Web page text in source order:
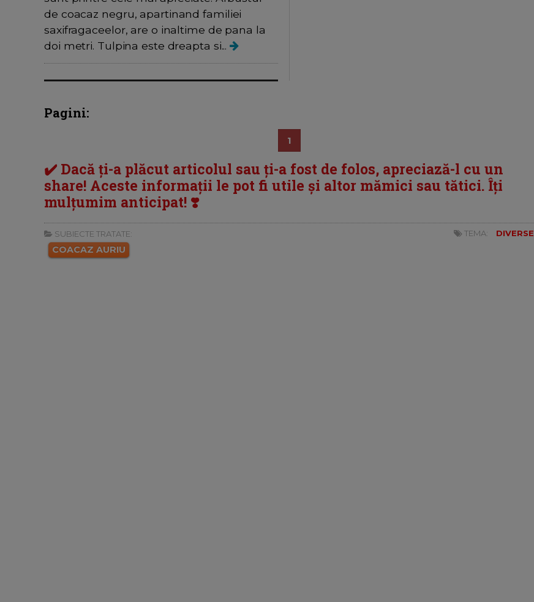
de coacaz negru, apartinand familiei
saxifragaceelor, are o inaltime de pana la
doi metri. Tulpina este dreapta si...
Pagini:
1
✔️ Dacă ți-a plăcut articolul sau ți-a fost de folos, apreciază-l cu un
share! Aceste informații le pot fi utile și altor mămici sau tătici. Îți
mulțumim anticipat! ❣️
SUBIECTE TRATATE:
COACAZ AURIU
TEMA: DIVERSE